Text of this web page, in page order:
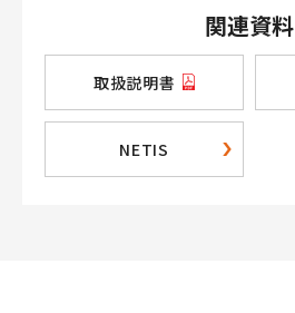
関連資料
取扱説明書
NETIS